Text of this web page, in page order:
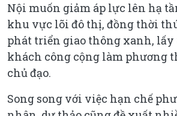
Nội muốn giảm áp lực lên hạ
khu vực lõi đô thị, đồng thời
phát triển giao thông xanh,
khách công cộng làm phương
chủ đạo.
Song song với việc hạn chế